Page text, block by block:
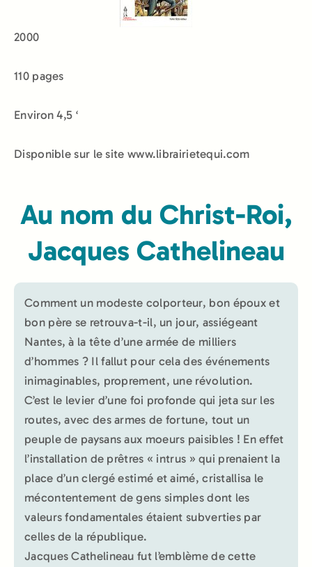
2000
110 pages
Environ 4,5 ‘
Disponible sur le site www.librairietequi.com
Au nom du Christ-Roi,
Jacques Cathelineau
Comment un modeste colporteur, bon époux et
bon père se retrouva-t-il, un jour, assiégeant
Nantes, à la tête d’une armée de milliers
d’hommes ? Il fallut pour cela des événements
inimaginables, proprement, une révolution.
C’est le levier d’une foi profonde qui jeta sur les
routes, avec des armes de fortune, tout un
peuple de paysans aux moeurs paisibles ! En effet
l’installation de prêtres « intrus » qui prenaient la
place d’un clergé estimé et aimé, cristallisa le
mécontentement de gens simples dont les
valeurs fondamentales étaient subverties par
celles de la république.
Jacques Cathelineau fut l’emblème de cette